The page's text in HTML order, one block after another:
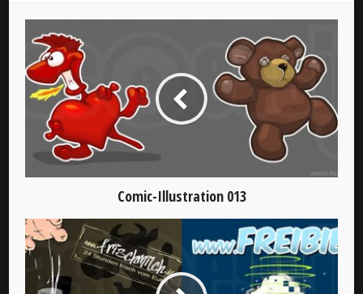
Comic-Illustration 013